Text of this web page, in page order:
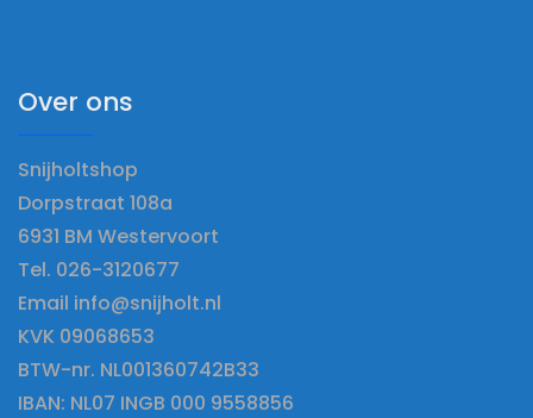
Over ons
Snijholtshop
Dorpstraat 108a
6931 BM Westervoort
Tel. 026-3120677
Email info@snijholt.nl
KVK 09068653
BTW-nr. NL001360742B33
IBAN: NL07 INGB 000 9558856